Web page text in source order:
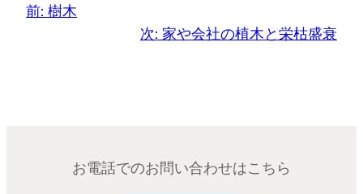
前: 樹木
次: 家や会社の植木と栄枯盛衰
お電話でのお問い合わせはこちら